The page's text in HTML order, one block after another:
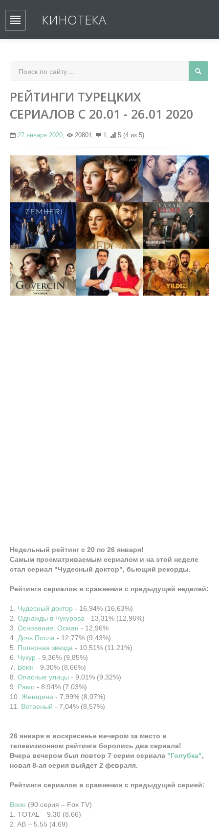
КИНОТЕКА
РЕЙТИНГИ ТУРЕЦКИХ
СЕРИАЛОВ С 20.01 - 26.01 2020
27 января 2020, 20801, 1, 5 (4 из 5)
Недельный рейтинг с 20 по 26 января!
Самым просматриваемым сериалом и на этой неделе
стал сериал "Чудесный доктор", бьющий рекорды.
Рейтинги сериалов в сравнении с предыдущей неделей:
1. Чудесный доктор - 16,94% (16,63%)
2. Однажды в Чукурова - 13,31% (12,96%)
3. Основание: Осман - 12,96%
4. Дочь Посла - 12,77% (9,43%)
5. Полярная звезда - 10,51% (11.21%)
6. Чукур - 9,36% (9,85%)
7. Воин - 9,30% (8,66%)
8. Опасные улицы - 9,01% (9,32%)
9. Рамо - 8,94% (7,03%)
10. Женщина - 7,99% (8,07%)
11. Ветреный - 7,04% (8,57%)
26 января в воскресенье вечером за место в
телевизионном рейтинге боролись два сериала!
Вчера вечером был повтор 7 серии сериала "Голубка",
новая 8-ая серия выйдет 2 февраля.
Рейтинги сериалов в сравнении с предыдущей серией:
Воин (90 серия – Fox TV)
1. TOTAL – 9.30 (8.66)
2. AB – 5.55 (4.69)